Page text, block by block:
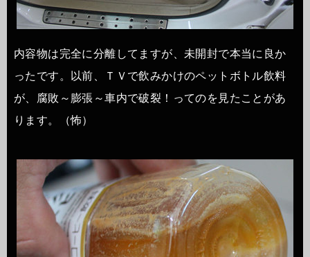
内容物は完全に分離してますが、未開封で本当に良か
ったです。以前、ＴＶで飲みかけのペットボトル飲料
が、腐敗～膨張～車内で破裂！ってのを見たことがあ
ります。（怖）